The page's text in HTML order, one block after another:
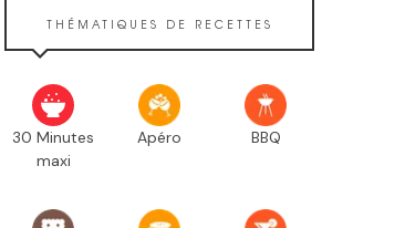
THÉMATIQUES DE RECETTES
30 Minutes
maxi
Apéro BBQ